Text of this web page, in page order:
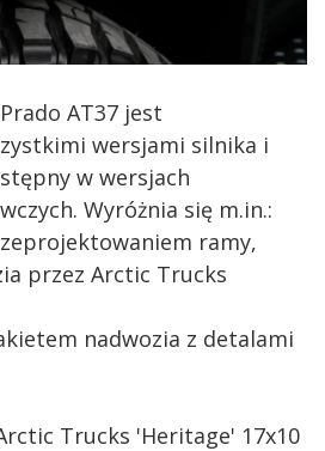
AT37 jest
wersjami silnika i
w wersjach
Wyróżnia się m.in.:
ramy,
przez Arctic Trucks
nadwozia z detalami
Trucks 'Heritage' 17x10